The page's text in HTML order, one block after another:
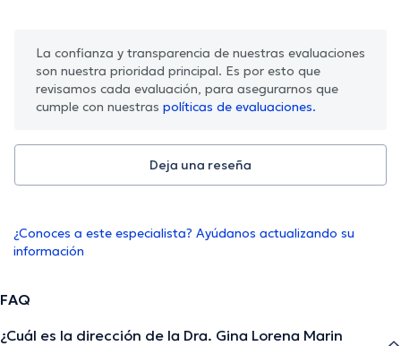
La confianza y transparencia de nuestras evaluaciones
son nuestra prioridad principal. Es por esto que
revisamos cada evaluación, para asegurarnos que
cumple con nuestras políticas de evaluaciones.
Deja una reseña
¿Conoces a este especialista? Ayúdanos actualizando su
información
FAQ
¿Cuál es la dirección de la Dra. Gina Lorena Marin